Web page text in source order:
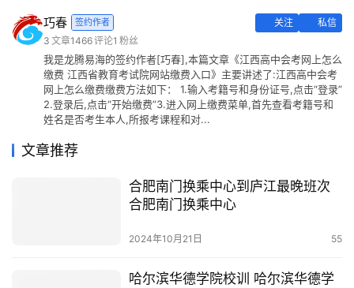
巧春 签约作者 关注
私信
3 文章1466评论1 粉丝
我是龙腾易海的签约作者[巧春],本篇文章《江西高中会考网上怎么
缴费 江西省教育考试院网站缴费入口》主要讲述了:江西高中会考
网上怎么缴费缴费方法如下： 1.输入考籍号和身份证号,点击“登录”
2.登录后,点击“开始缴费”3.进入网上缴费菜单,首先查看考籍号和
姓名是否考生本人,所报考课程和对...
文章推荐
合肥南门换乘中心到庐江最晚班次
合肥南门换乘中心
2024年10月21日 55
哈尔滨华德学院校训 哈尔滨华德学